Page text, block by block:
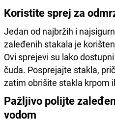
Koristite sprej za
Jedan od najbržih i
zaleđenih stakala je
Ovi sprejevi su lako
čuda. Posprejajte stakla,
zatim obrišite stakla krpom
Pažljivo polijte
vodom